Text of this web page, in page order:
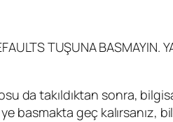
TUŞUNA BASMAYIN.
da takıldıktan sonra,
basmakta geç kalırsanız,